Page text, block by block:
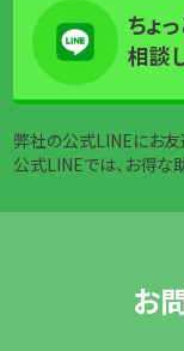
ちょ
相談
弊社の公式LINEにお友
公式LINEでは、お得な
お